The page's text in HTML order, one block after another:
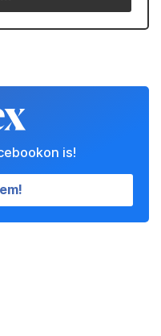
a helyzetet
lehet tovább haladni.
ami helyes. Az 5.
zajló munkát a